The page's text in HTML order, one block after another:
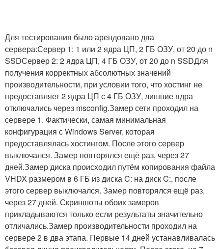
Для тестирования было арендовано два
сервера:Сервер 1: 1 или 2 ядра ЦП, 2 ГБ ОЗУ, от 20 до n
SSDСервер 2: 2 ядра ЦП, 4 ГБ ОЗУ, от 20 до n SSDДля
получения корректных абсолютных значений
производительности, при условии того, что хостинг не
предоставляет 2 ядра ЦП с 4 ГБ ОЗУ, лишние ядра
отключались через msconfig.Замер сети проходил на
сервере 1. Фактически, самая минимальная
конфигурация с Windows Server, которая
предоставлялась хостингом. После этого сервер
выключался. Замер повторялся ещё раз, через 27
дней.Замер диска происходил путём копирования файла
VHDX размером в 6 ГБ из диска C: на диск C:, после
этого сервер выключался. Замер повторялся ещё раз,
через 27 дней. Скриншоты обоих замеров
прикладываются только если результаты значительно
отличались.Замер производительности проходил на
сервере 2 в два этапа. Первые 14 дней устанавливалась